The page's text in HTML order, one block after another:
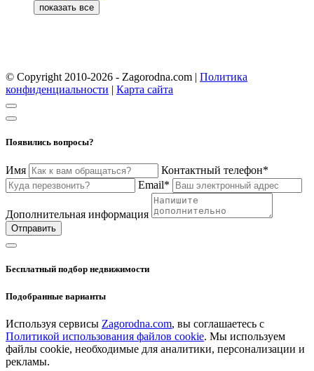
© Copyright 2010-2026 - Zagorodna.com | Политика
конфиденциальности | Карта сайта
Появились вопросы?
Имя
Контактный телефон*
Email*
Дополнительная информация
Отправить
Бесплатный подбор недвижимости
Подобранные варианты
Используя сервисы Zagorodna.com, вы соглашаетесь с
Политикой использования файлов cookie. Мы используем
файлы cookie, необходимые для аналитики, персонализации и
рекламы.